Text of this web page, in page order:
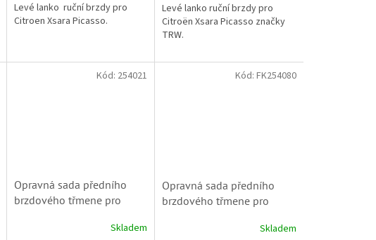
Levé lanko ruční brzdy pro
Citroen Xsara Picasso.
Levé lanko ruční brzdy pro
Citroën Xsara Picasso značky
TRW.
Opravná sada předního
brzdového třmene pro
Xsara Break, Xsara Picasso
Skladem
Kód: 254021
Opravná sada předního
brzdového třmene pro
Picasso, Xsara a XsaraSkladem
Kód: FK254080